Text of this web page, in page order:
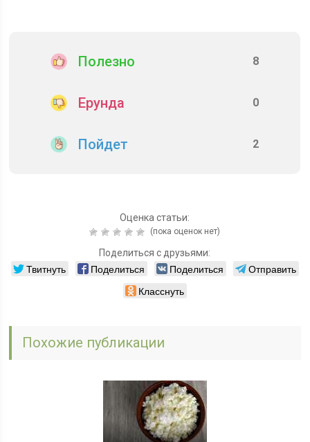
Полезно 8
Ерунда 0
Пойдет 2
Оценка статьи:
(пока оценок нет)
Поделиться с друзьями:
Твитнуть Поделиться Поделиться
Отправить
Класснуть
Похожие публикации